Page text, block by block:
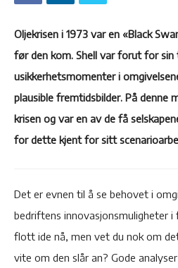
Oljekrisen i 1973 var en «Black
før den kom. Shell var forut for
usikkerhetsmomenter i
plausible fremtidsbilder. På denne
krisen og var en av de få
for dette kjent for sitt
Det er evnen til å se behovet i
bedriftens innovasjonsmuligheter i
flott ide nå, men vet du nok om
vite om den slår an? Gode